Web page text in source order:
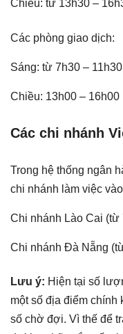
Chiều: từ 13h30 –
Các phòng giao dịch:
Sáng: từ 7h30 – 11h30
Chiều: 13h00 – 16h00
Các chi nhánh
Trong hệ thống ngân
chi nhánh làm việc
Chi nhánh Lào Cai (từ
Chi nhánh Đà Nẵng
Lưu ý: Hiện tại số
một số địa điểm chính
số chờ đợi. Vì thế để